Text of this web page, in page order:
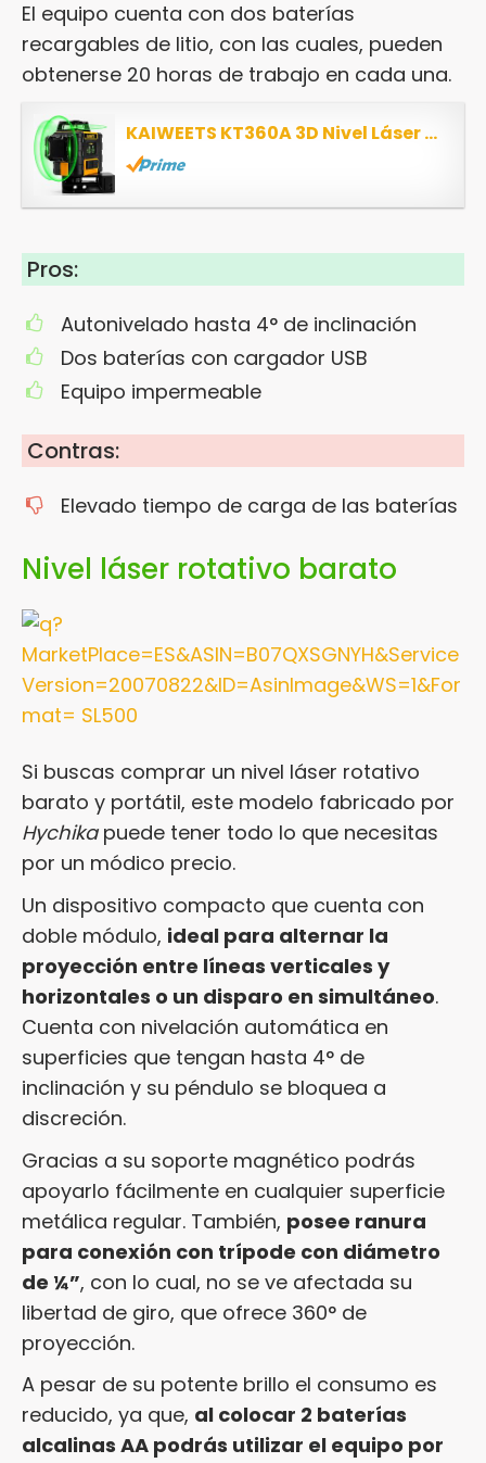
El equipo cuenta con dos baterías
recargables de litio, con las cuales, pueden
obtenerse 20 horas de trabajo en cada una.
KAIWEETS KT360A 3D Nivel Láser Verde, 3X360° Nivel Láser Autonivelante, 30m Nivelador...
Pros:
Autonivelado hasta 4° de inclinación
Dos baterías con cargador USB
Equipo impermeable
Contras:
Elevado tiempo de carga de las baterías
Nivel láser rotativo barato
Si buscas comprar un nivel láser rotativo
barato y portátil, este modelo fabricado por
Hychikapuede tener todo lo que necesitas
por un módico precio.
Un dispositivo compacto que cuenta con
doble módulo, ideal para alternar la
proyección entre líneas verticales y
horizontales o un disparo en simultáneo.
Cuenta con nivelación automática en
superficies que tengan hasta 4° de
inclinación y su péndulo se bloquea a
discreción.
Gracias a su soporte magnético podrás
apoyarlo fácilmente en cualquier superficie
metálica regular. También, posee ranura
para conexión con trípode con diámetro
de ¼”, con lo cual, no se ve afectada su
libertad de giro, que ofrece 360° de
proyección.
A pesar de su potente brillo el consumo es
reducido, ya que, al colocar 2 baterías
alcalinas AA podrás utilizar el equipo por